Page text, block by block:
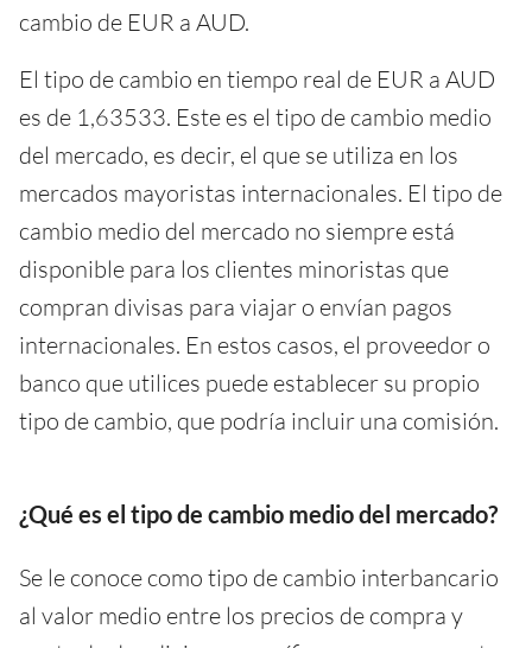
cambio de EUR a AUD.
El tipo de cambio en tiempo real de EUR a AUD
es de 1,63533. Este es el tipo de cambio medio
del mercado, es decir, el que se utiliza en los
mercados mayoristas internacionales. El tipo de
cambio medio del mercado no siempre está
disponible para los clientes minoristas que
compran divisas para viajar o envían pagos
internacionales. En estos casos, el proveedor o
banco que utilices puede establecer su propio
tipo de cambio, que podría incluir una comisión.
¿Qué es el tipo de cambio medio del mercado?
Se le conoce como tipo de cambio interbancario
al valor medio entre los precios de compra y